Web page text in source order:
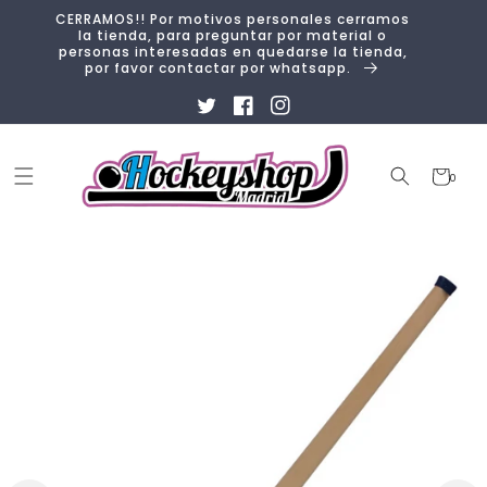
directamente
al contenido
CERRAMOS!! Por motivos personales cerramos
la tienda, para preguntar por material o
personas interesadas en quedarse la tienda,
por favor contactar por whatsapp.
TwitterFacebookInstagram
Carrito
0
0
artículos